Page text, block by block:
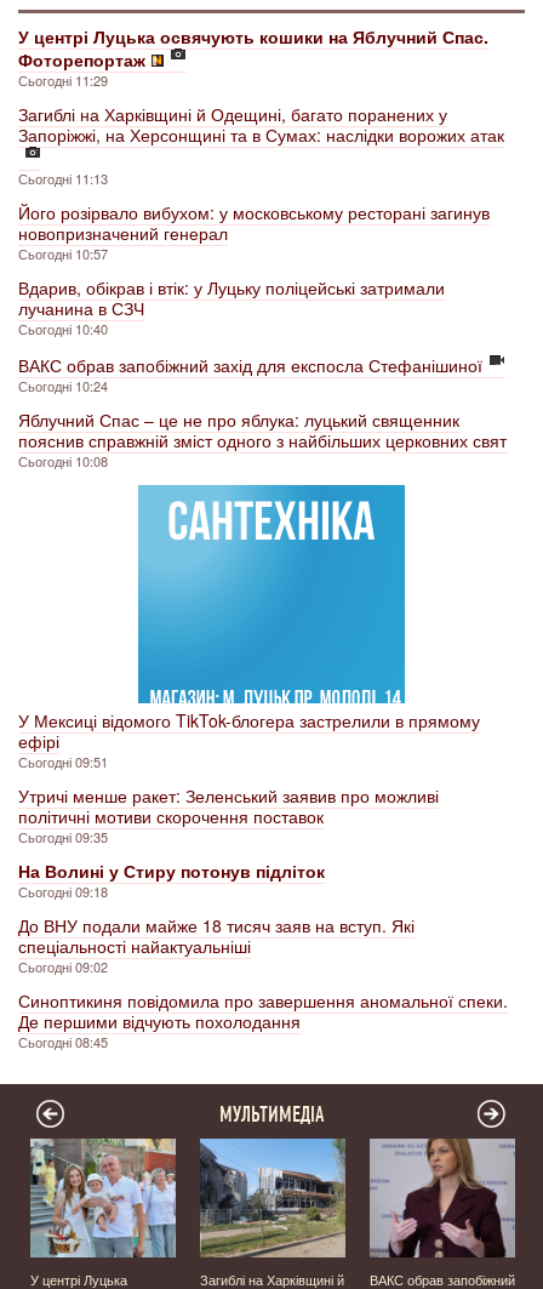
У центрі Луцька освячують кошики на Яблучний Спас.
Фоторепортаж
Сьогодні 11:29
Загиблі на Харківщині й Одещині, багато поранених у
Запоріжжі, на Херсонщині та в Сумах: наслідки ворожих атак
Сьогодні 11:13
Його розірвало вибухом: у московському ресторані загинув
новопризначений генерал
Сьогодні 10:57
Вдарив, обікрав і втік: у Луцьку поліцейські затримали
лучанина в СЗЧ
Сьогодні 10:40
ВАКС обрав запобіжний захід для експосла Стефанішиної
Сьогодні 10:24
Яблучний Спас – це не про яблука: луцький священник
пояснив справжній зміст одного з найбільших церковних свят
Сьогодні 10:08
У Мексиці відомого TikTok-блогера застрелили в прямому
ефірі
Сьогодні 09:51
Утричі менше ракет: Зеленський заявив про можливі
політичні мотиви скорочення поставок
Сьогодні 09:35
На Волині у Стиру потонув підліток
Сьогодні 09:18
До ВНУ подали майже 18 тисяч заяв на вступ. Які
спеціальності найактуальніші
Сьогодні 09:02
Синоптикиня повідомила про завершення аномальної спеки.
Де першими відчують похолодання
Сьогодні 08:45
МУЛЬТИМЕДІА
У центрі Луцька
Загиблі на Харківщині й
ВАКС обрав запобіжний